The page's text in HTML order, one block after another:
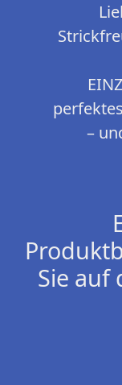
–
Sie auf